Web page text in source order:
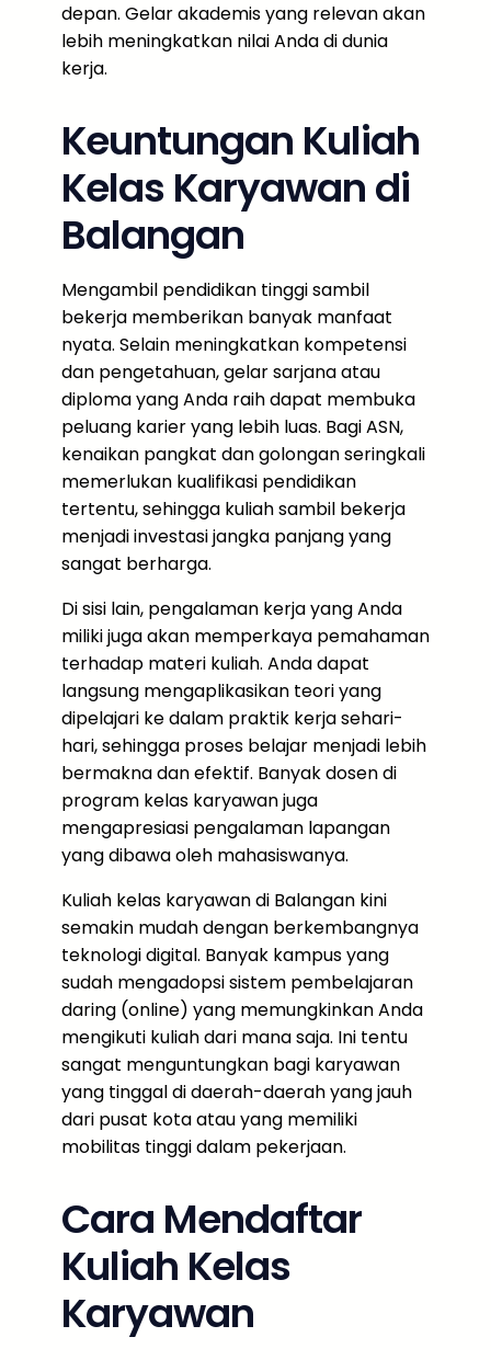
depan. Gelar akademis yang relevan akan
lebih meningkatkan nilai Anda di dunia
kerja.
Keuntungan Kuliah
Kelas Karyawan di
Balangan
Mengambil pendidikan tinggi sambil
bekerja memberikan banyak manfaat
nyata. Selain meningkatkan kompetensi
dan pengetahuan, gelar sarjana atau
diploma yang Anda raih dapat membuka
peluang karier yang lebih luas. Bagi ASN,
kenaikan pangkat dan golongan seringkali
memerlukan kualifikasi pendidikan
tertentu, sehingga kuliah sambil bekerja
menjadi investasi jangka panjang yang
sangat berharga.
Di sisi lain, pengalaman kerja yang Anda
miliki juga akan memperkaya pemahaman
terhadap materi kuliah. Anda dapat
langsung mengaplikasikan teori yang
dipelajari ke dalam praktik kerja sehari-
hari, sehingga proses belajar menjadi lebih
bermakna dan efektif. Banyak dosen di
program kelas karyawan juga
mengapresiasi pengalaman lapangan
yang dibawa oleh mahasiswanya.
Kuliah kelas karyawan di Balangan kini
semakin mudah dengan berkembangnya
teknologi digital. Banyak kampus yang
sudah mengadopsi sistem pembelajaran
daring (online) yang memungkinkan Anda
mengikuti kuliah dari mana saja. Ini tentu
sangat menguntungkan bagi karyawan
yang tinggal di daerah-daerah yang jauh
dari pusat kota atau yang memiliki
mobilitas tinggi dalam pekerjaan.
Cara Mendaftar
Kuliah Kelas
Karyawan